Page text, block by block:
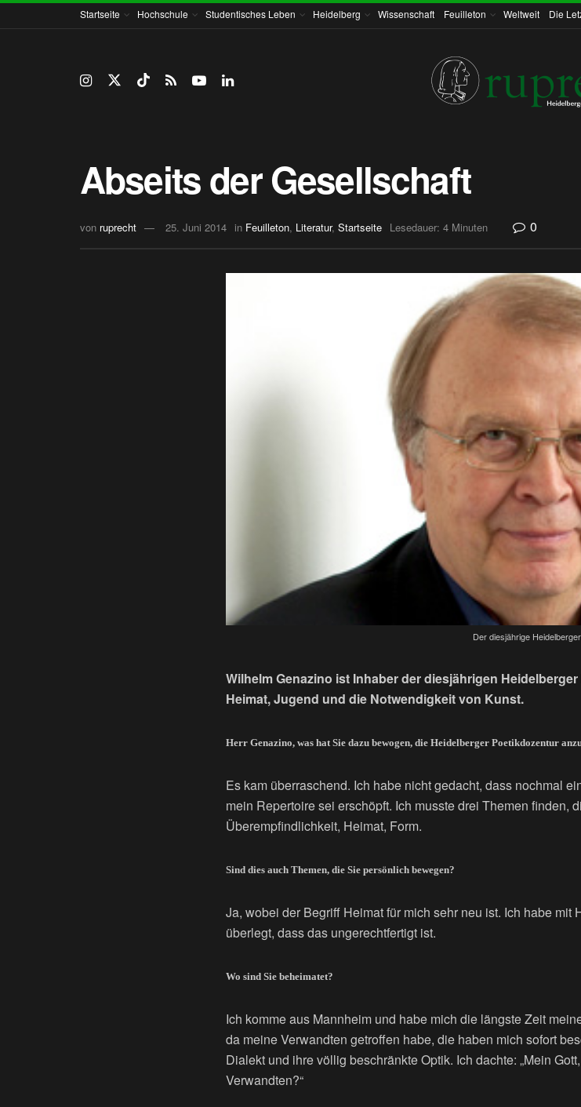
Startseite Hochschule Studentisches Leben Heidelberg Wissenschaft Feuilleton Weltweit Die
Abseits der Gesellschaft
von ruprecht 25. Juni 2014 in Feuilleton, Literatur, Startseite Lesedauer: 4 Minuten 0
Der diesjährige
Wilhelm Genazino ist Inhaber der diesjährigen
Heimat, Jugend und die Notwendigkeit von Kunst.
Herr Genazino, was hat Sie dazu bewogen, die Heidelberger Poetikdozentur
Es kam überraschend. Ich habe nicht gedacht, dass nochmal
mein Repertoire sei erschöpft. Ich musste drei Themen finden,
Überempfindlichkeit, Heimat, Form.
Sind dies auch Themen, die Sie persönlich bewegen?
Ja, wobei der Begriff Heimat für mich sehr neu ist. Ich habe mit
überlegt, dass das ungerechtfertigt ist.
Wo sind Sie beheimatet?
Ich komme aus Mannheim und habe mich die längste Zeit
da meine Verwandten getroffen habe, die haben mich sofort
Dialekt und ihre völlig beschränkte Optik. Ich dachte: „Mein
Verwandten?“